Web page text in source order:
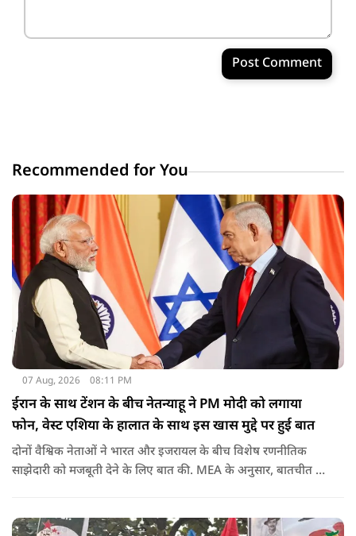
Post Comment
Recommended for You
07 Aug, 2026 08:11 PM
ईरान के साथ टेंशन के बीच नेतन्याहू ने PM मोदी को लगाया
फोन, वेस्ट एशिया के हालात के साथ इस खास मुद्दे पर हुई बात
दोनों वैश्विक नेताओं ने भारत और इजरायल के बीच विशेष रणनीतिक
साझेदारी को मजबूती देने के ल‍िए बात की. MEA के अनुसार, बातचीत की